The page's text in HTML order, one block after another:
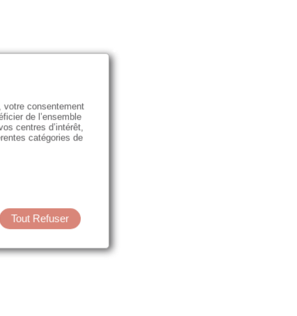
votre consentement
de l’ensemble
centres d’intérêt,
catégories de
Tout Refuser